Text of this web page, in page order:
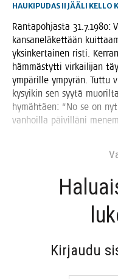
HAUKIPUDAS II JÄÄLI KELLO
Ran­ta­poh­jas­ta
kan­sa­ne­lä­ket­tään
yksin­ker­tai­nen ris­ti.
häm­mäs­tyt­ti vir­kai­li­jan
ympä­ril­le ympy­rän. Tut­tu
kysyi­kin sen syy­tä
hymäh­täen: “No se on
van­hoil­la päi­vil­lä­ni
Kir­jau­du